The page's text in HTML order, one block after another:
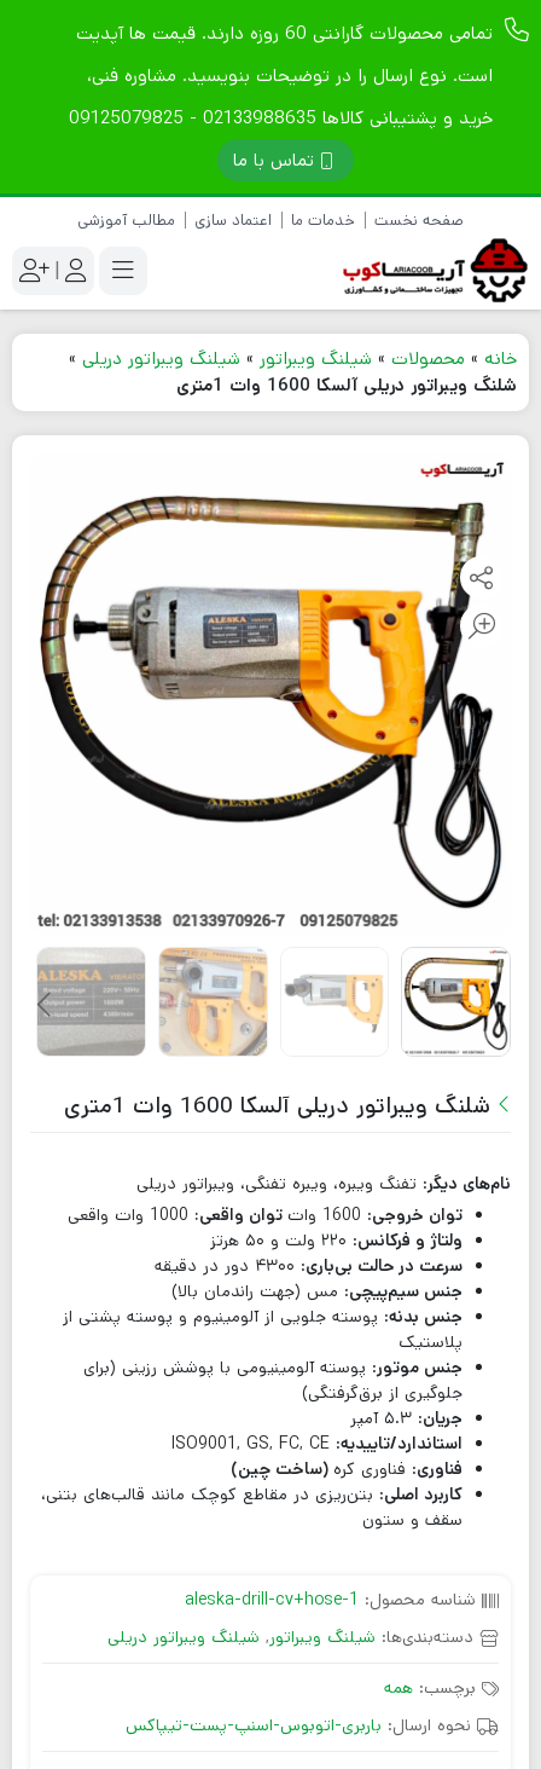
تمامی محصولات گارانتی 60 روزه دارند. قیمت ها آپدیت
است. نوع ارسال را در توضیحات بنویسید. مشاوره فنی،
خرید و پشتیبانی کالاها 02133988635 - 09125079825
تماس با ما
صفحه نخست خدمات ما اعتماد سازی مطالب آموزشی
|
خانه » محصولات » شیلنگ ویبراتور » شیلنگ ویبراتور دریلی »
شلنگ ویبراتور دریلی آلسکا 1600 وات 1متری
شلنگ ویبراتور دریلی آلسکا 1600 وات 1متری
نام‌های دیگر: تفنگ ویبره، ویبره تفنگی، ویبراتور دریلی
توان خروجی: 1600 وات توان واقعی:
ولتاژ و فرکانس: ۲۲۰ ولت و ۵۰ هرتز
سرعت در حالت بی‌باری: ۴۳۰۰ دور در دقیقه
جنس سیم‌پیچی: مس (جهت راندمان بالا)
جنس بدنه: پوسته جلویی از آلومینیوم و پوسته پشتی از
پلاستیک
جنس موتور: پوسته آلومینیومی با پوشش رزینی (برای
جلوگیری از برق‌گرفتگی)
جریان: ۵.۳ آمپر
استاندارد/تاییدیه: ISO9001, GS, FC, CE
فناوری: فناوری کره (ساخت چین)
کاربرد اصلی: بتن‌ریزی در مقاطع کوچک مانند قالب‌های بتنی،
سقف و ستون
شناسه محصول: aleska-drill-cv+hose-1
دسته‌بندی‌ها: شیلنگ ویبراتور, شیلنگ ویبراتور دریلی
برچسب: همه
نحوه ارسال: باربری-اتوبوس-اسنپ-پست-تیپاکس